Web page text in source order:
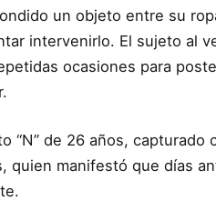
un objeto entre su
intervenirlo. El sujeto al
ocasiones para
“N” de 26 años, capturado
manifestó que días